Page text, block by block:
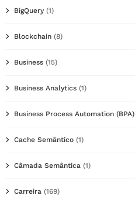
BigQuery (1)
Blockchain (8)
Business (15)
Business Analytics (1)
Business Process Automation (BPA)
Cache Semântico (1)
Câmada Semântica (1)
Carreira (169)